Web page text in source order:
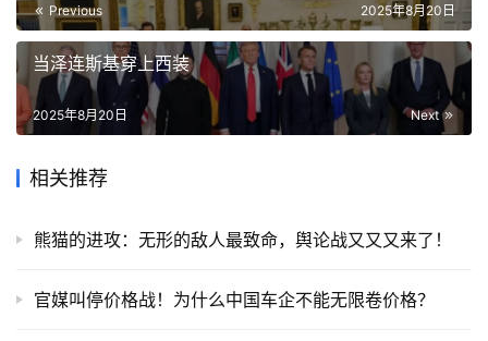
Previous 2025年8月20日
当泽连斯基穿上西装
Next
2025年8月20日
相关推荐
熊猫的进攻：无形的敌人最致命，舆论战又又又来了！
官媒叫停价格战！为什么中国车企不能无限卷价格？